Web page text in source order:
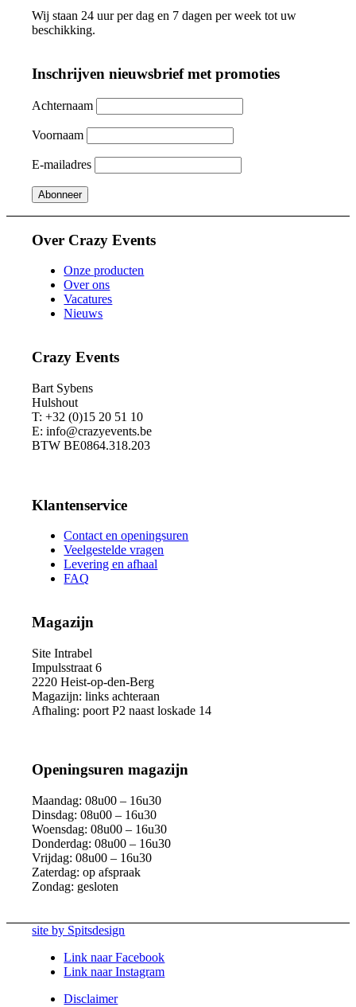
Wij staan 24 uur per dag en 7 dagen per week tot uw
beschikking.
Inschrijven nieuwsbrief met promoties
Achternaam
Voornaam
E-mailadres
Over Crazy Events
Onze producten
Over ons
Vacatures
Nieuws
Crazy Events
Bart Sybens
Hulshout
T: +32 (0)15 20 51 10
E: info@crazyevents.be
BTW BE0864.318.203
Klantenservice
Contact en openingsuren
Veelgestelde vragen
Levering en afhaal
FAQ
Magazijn
Site Intrabel
Impulsstraat 6
2220 Heist-op-den-Berg
Magazijn: links achteraan
Afhaling: poort P2 naast loskade 14
Openingsuren magazijn
Maandag: 08u00 – 16u30
Dinsdag: 08u00 – 16u30
Woensdag: 08u00 – 16u30
Donderdag: 08u00 – 16u30
Vrijdag: 08u00 – 16u30
Zaterdag: op afspraak
Zondag: gesloten
site by Spitsdesign
Link naar Facebook
Link naar Instagram
Disclaimer